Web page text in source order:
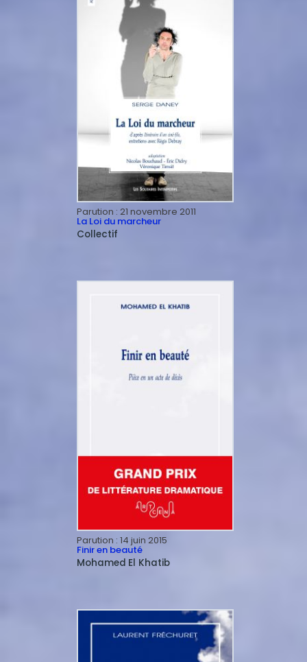
Parution : 21 novembre 2011
La Loi du marcheur
Collectif
Parution : 14 juin 2015
Finir en beauté
Mohamed El Khatib